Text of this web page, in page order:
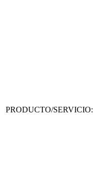
PRODUCTO/SERVICIO: